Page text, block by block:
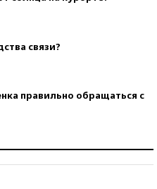
связи?
правильно обращаться с